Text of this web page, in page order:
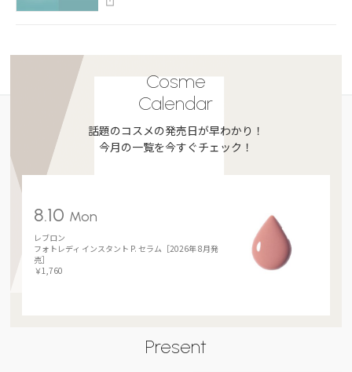
Cosme
Calendar
話題のコスメの発売日が早わかり！
今月の一覧を今すぐチェック！
8.10 Mon
レブロン
フォトレディ インスタント P. セラム［2026年 8月発
売］
￥1,760
Present